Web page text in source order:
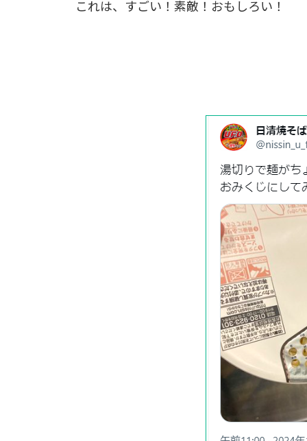
これは、すごい！素敵！おもしろい！